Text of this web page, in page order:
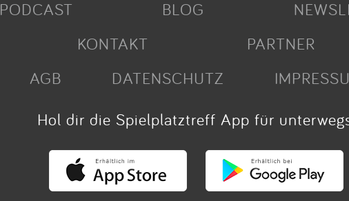
PODCAST BLOG
KONTAKT
PARTNER
AGB
DATENSCHUTZ
Hol dir die Spielplatztreff App für